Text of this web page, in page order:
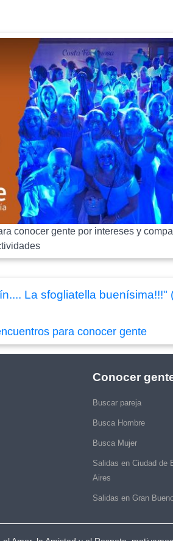
conocer gente por intereses y
La sfogliatella buenísima!!!"
para conocer gente
Conocer
Buscar pareja
Busca Hombre
Busca Mujer
Salidas en Ciudad de
Aires
Salidas en Gran